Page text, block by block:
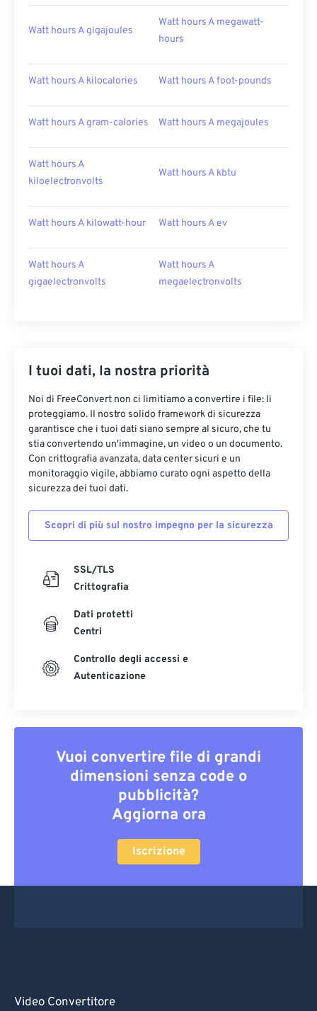
Watt hours A gigajoules
Watt hours A megawatt-
hours
Watt hours A kilocalories Watt hours A foot-pounds
Watt hours A gram-calories Watt hours A megajoules
Watt hours A
kiloelectronvolts
Watt hours A kbtu
Watt hours A kilowatt-hour Watt hours A ev
Watt hours A
gigaelectronvolts
Watt hours A
megaelectronvolts
I tuoi dati, la nostra priorità
Noi di FreeConvert non ci limitiamo a convertire i file: li
proteggiamo. Il nostro solido framework di sicurezza
garantisce che i tuoi dati siano sempre al sicuro, che tu
stia convertendo un'immagine, un video o un documento.
Con crittografia avanzata, data center sicuri e un
monitoraggio vigile, abbiamo curato ogni aspetto della
sicurezza dei tuoi dati.
Scopri di più sul nostro impegno per la sicurezza
SSL/TLS
Crittografia
Dati protetti
Centri
Controllo degli accessi e
Autenticazione
Vuoi convertire file di grandi
dimensioni senza code o
pubblicità?
Aggiorna ora
Iscrizione
Video Convertitore